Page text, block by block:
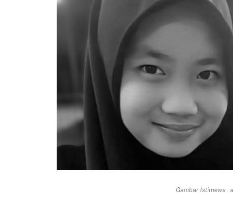
Gambar Istimewa :